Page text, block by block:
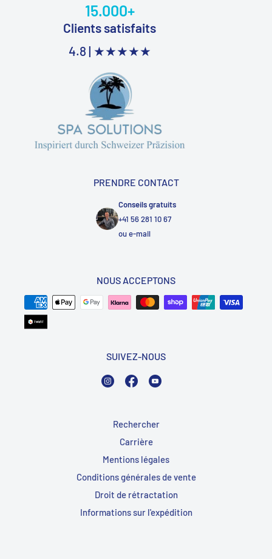
15.000+
Clients satisfaits
4.8 | ★★★★★
PRENDRE CONTACT
Conseils gratuits
+41 56 281 10 67
oue-mail
NOUS ACCEPTONS
SUIVEZ-NOUS
InstagramFacebook
Rechercher
Carrière
Mentions légales
Conditions générales de vente
Droit de rétractation
Informations sur l'expédition